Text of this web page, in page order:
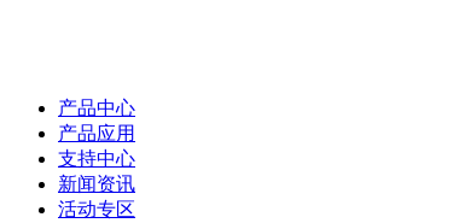
产品中心
产品应用
支持中心
新闻资讯
活动专区